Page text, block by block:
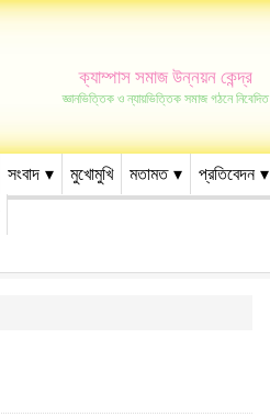
ক্যাম্পাস সমাজ উন্নয়ন কেন্দ্র
জ্ঞানভিত্তিক ও ন্যায়ভিত্তিক সমাজ গঠনে নিবেদিত
সংবাদ মুখোমুখি মতামত প্রতিবেদন